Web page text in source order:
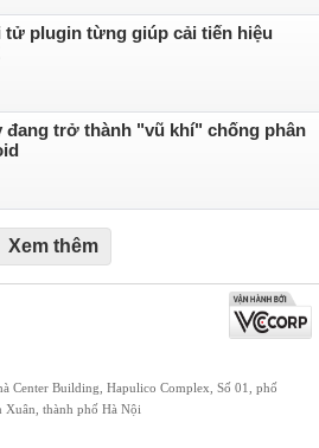
tử plugin từng giúp cải tiến hiệu
đang trở thành "vũ khí" chống phân
Xem thêm
Center Building, Hapulico Complex, Số 01, phố
thành phố Hà Nội